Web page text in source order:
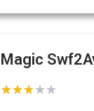
Magic